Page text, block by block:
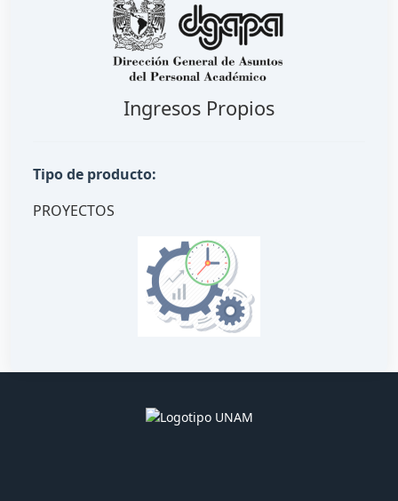
Ingresos Propios
Tipo de producto:
PROYECTOS